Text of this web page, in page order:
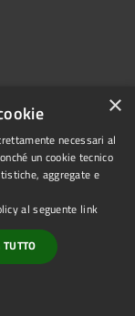
2026 • Comune di
• Powered by
•Accesso
redazione
×
necessari al
un cookie tecnico
aggregate e
al seguente link